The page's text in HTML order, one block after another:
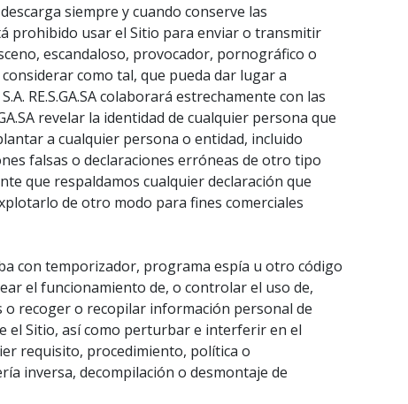
siempre y cuando conserve las
prohibido usar el Sitio para enviar o transmitir
escandaloso, provocador, pornográfico o
como tal, que pueda dar lugar a
RE.S.GA.SA colaborará estrechamente con las
revelar la identidad de cualquier persona que
a cualquier persona o entidad, incluido
falsas o declaraciones erróneas de otro tipo
que respaldamos cualquier declaración que
de otro modo para fines comerciales
con temporizador, programa espía u otro código
el funcionamiento de, o controlar el uso de,
recoger o recopilar información personal de
el Sitio, así como perturbar e interferir en el
requisito, procedimiento, política o
inversa, decompilación o desmontaje de